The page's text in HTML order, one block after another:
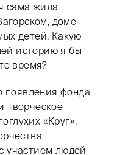
сама жила
доме-
детей. Какую
историю я бы
время?
появления фонда
Творческое
«Круг».
участием людей